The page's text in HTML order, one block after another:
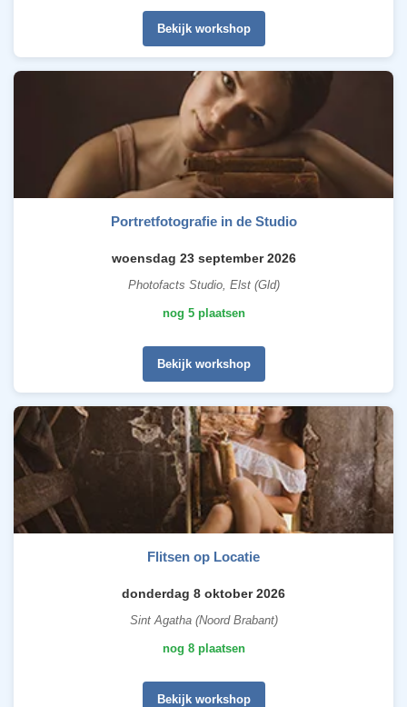
Bekijk workshop
Portretfotografie in de Studio
woensdag 23 september 2026
Photofacts Studio, Elst (Gld)
nog 5 plaatsen
Bekijk workshop
Flitsen op Locatie
donderdag 8 oktober 2026
Sint Agatha (Noord Brabant)
nog 8 plaatsen
Bekijk workshop